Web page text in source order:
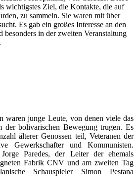
wichtigstes Ziel, die Kontakte, die auf
zu sammeln. Sie waren mit über
Es gab ein großes Interesse an den
besonders in der zweiten Veranstaltung
waren junge Leute, von denen viele das
bolivarischen Bewegung trugen. Es
älterer Genossen teil, Veteranen der
Gewerkschafter und Kommunisten.
Paredes, der Leiter der ehemals
Fabrik CNV und am zweiten Tag
Schauspieler Simon Pestana